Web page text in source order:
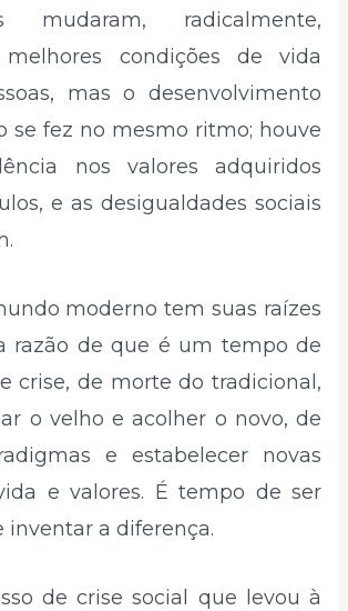
mudaram, radicalmente,
condições de vida
mas o desenvolvimento
se fez no mesmo ritmo; houve
nos valores adquiridos
e as desigualdades sociais
moderno tem suas raízes
razão de que é um tempo de
crise, de morte do tradicional,
o velho e acolher o novo, de
e estabelecer novas
e valores. É tempo de ser
inventar a diferença.
de crise social que levou à